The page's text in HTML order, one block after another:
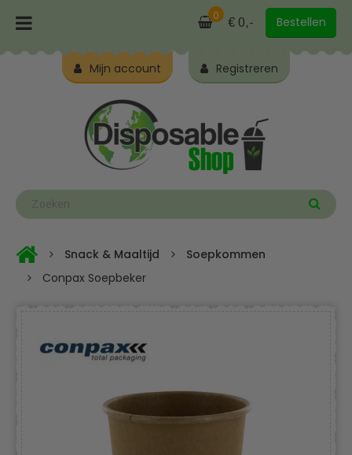
0 € 0,- Bestellen
Mijn account Registreren
Snack & Maaltijd
Soepkommen
Conpax Soepbeker